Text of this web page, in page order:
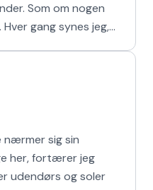
Som om nogen
nærmer sig sin
her, fortærer jeg
udendørs og soler